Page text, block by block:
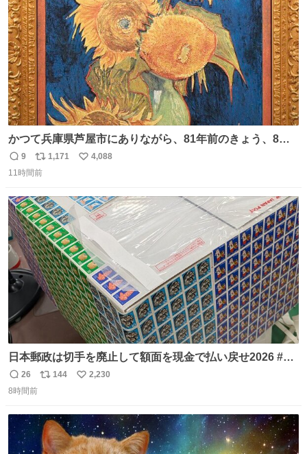
数
かつて兵庫県芦屋市にありながら、81年前のきょう、8月6
日の阪神大空襲の折に残念ながら焼失した、 #ゴッホ の幻
の「 #ヒマワリ 」。 当館は、東京都にある武者小路実篤記
り陶板で原寸大に再現し、2014年より展示しています。 #
大塚国際美術館
返
信
9
リ
ポ
ト
数
1,171
い
数
4,088
11時間前
日本郵政は切手を廃止して額面を現金で払い戻せ2026 #日
本郵政 @JapanPostHD_PR
返
信
26
リ
ト
数
144
い
数
2,230
8時間前